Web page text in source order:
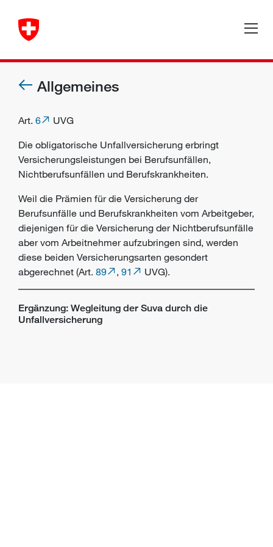
Allgemeines
Art. 6
UVG
Die obligatorische Unfallversicherung erbringt
Versicherungsleistungen bei Berufsunfällen,
Nichtberufsunfällen und Berufskrankheiten.
Weil die Prämien für die Versicherung der
Berufsunfälle und Berufskrankheiten vom Arbeitgeber,
diejenigen für die Versicherung der Nichtberufsunfälle
aber vom Arbeitnehmeraufzubringen sind, werden
diese beiden Versicherungsarten gesondert
abgerechnet (Art. 89 , 91 UVG).
Ergänzung: Wegleitung der Suva durch die
Unfallversicherung